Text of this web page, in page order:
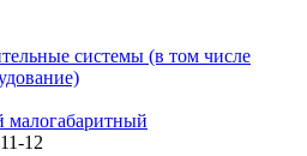
системы (в том числе
малогабаритный
12